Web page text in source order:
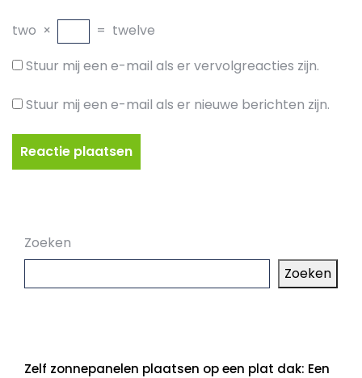
two × = twelve
Stuur mij een e-mail als er vervolgreacties zijn.
Stuur mij een e-mail als er nieuwe berichten zijn.
Zoeken
Zoeken
Zelf zonnepanelen plaatsen op een plat dak: Een